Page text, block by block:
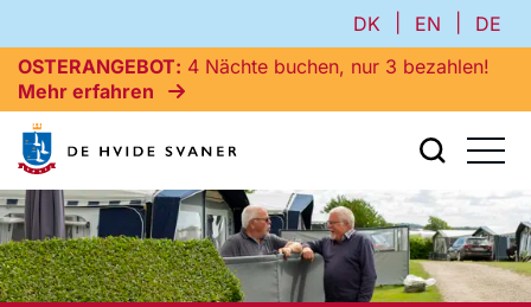
DK EN
DE
OSTERANGEBOT 4 Nächte buchen, nur 3 bezahlen!
Mehr erfahren